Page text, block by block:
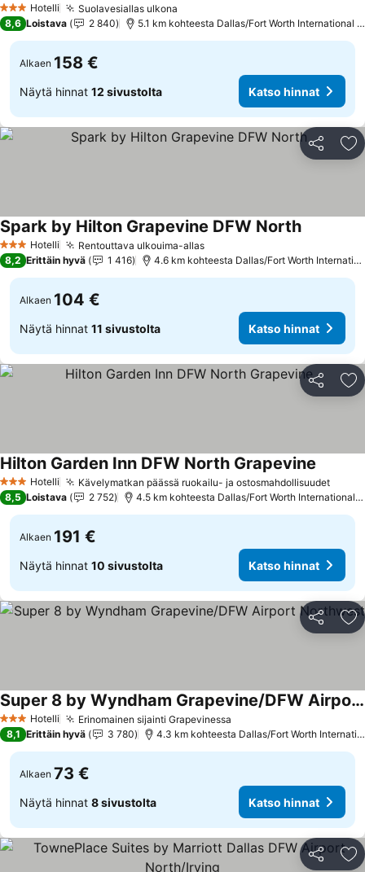
3 Tähtiluokitus
Hotelli Suolavesiallas ulkona
Katso hinnat
8,6 Loistava 2 840 5.1 km kohteesta Dallas/Fort Worth International
Alkaen 158 €
Näytä hinnat 12 sivustolta Katso hinnat
Jaa
3 Tähtiluokitus
Hotelli Rentouttava ulkouima-allasKatso hinnat
Spark by Hilton Grapevine DFW NorthKatso
8,2 Erittäin hyvä 1 416 4.6 km kohteesta Dallas/Fort Worth
Alkaen 104 €
Näytä hinnat 11 sivustolta Katso hinnat
Jaa
3 Tähtiluokitus
Hotelli Kävelymatkan päässä ruokailu- ja ostosmahdollisuudet
Hilton Garden Inn DFW North Grapevine
8,5 Loistava 2 752 4.5 km kohteesta Dallas/Fort Worth International
Alkaen 191 €
Näytä hinnat 10 sivustolta Katso hinnat
Jaa
3 Tähtiluokitus
Hotelli Erinomainen sijainti Grapevinessa
Super 8 by Wyndham Grapevine/DFW Airport Northwest
Katso hinnat
8,1 Erittäin hyvä 3 780 4.3 km kohteesta Dallas/Fort Worth
Alkaen 73 €
Näytä hinnat 8 sivustolta Katso hinnat
Jaa